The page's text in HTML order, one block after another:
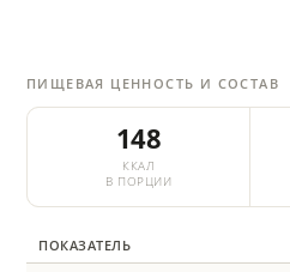
ПИЩЕВАЯ ЦЕННОСТЬ И СОСТАВ
148
ККАЛ
В ПОРЦИИ
ПОКАЗАТЕЛЬ